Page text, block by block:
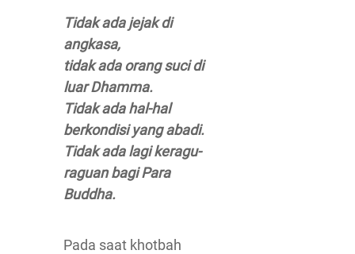
Tidak ada jejak di
angkasa,
tidak ada orang suci di
luar Dhamma.
Tidak ada hal-hal
berkondisi yang abadi.
Tidak ada lagi keragu-
raguan bagi Para
Buddha.
Pada saat khotbah